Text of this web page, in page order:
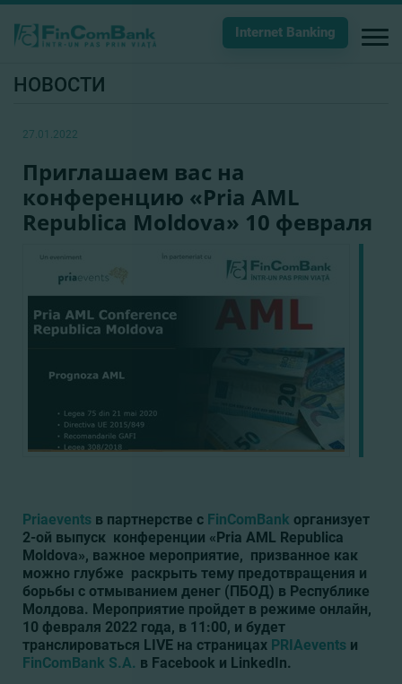
Internet Banking
НОВОСТИ
27.01.2022
Приглашаем вас на
конференцию «Pria AML
Republica Moldova» 10 февраля
Priaevents в партнерстве с FinComBank организует
2-ой выпуск конференции «Pria AML Republica
Moldova», важное мероприятие, призванное как
можно глубже раскрыть тему предотвращения и
борьбы с отмыванием денег (ПБОД) в Республике
Молдова. Мероприятие пройдет в режиме онлайн,
10 февраля 2022 года, в 11:00, и будет
транслироваться LIVE на страницах PRIAevents и
FinComBank S.A. в Facebook и LinkedIn.